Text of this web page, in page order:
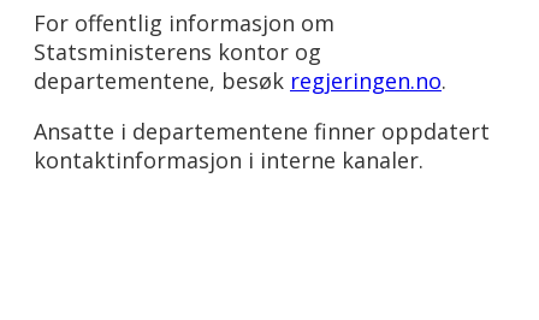
For offentlig informasjon om
Statsministerens kontor og
departementene, besøk regjeringen.no.
Ansatte i departementene finner oppdatert
kontaktinformasjon i interne kanaler.